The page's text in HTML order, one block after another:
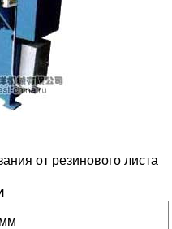
от резинового листа